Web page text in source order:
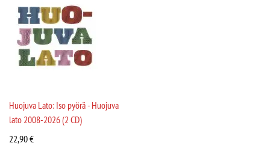
Huojuva Lato: Iso pyörä - Huojuva
lato 2008-2026 (2 CD)
22,90€